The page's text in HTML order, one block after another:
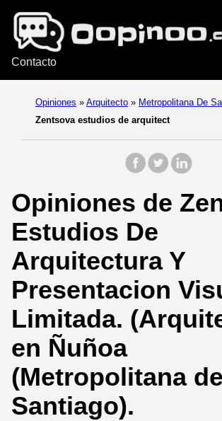
Contacto
Opiniones » Arquitecto » Metropolitana De
Zentsova estudios de arquitect
Opiniones de
Estudios De
Arquitectura Y
Presentacion
Limitada.
en Ñuñoa
(Metropolitana de
Santiago).